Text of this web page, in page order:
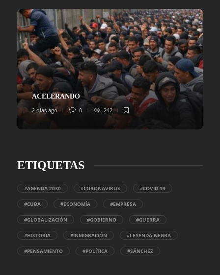
ACELERANDO
2 días ago
0 242
ETIQUETAS
#AGENDA 2030 #CORONAVIRUS #COVID-19
#CUBA #ECONOMÍA #EMPRESA
#GLOBALIZACIÓN #GOBIERNO #GUERRA
#HISTORIA #INMIGRACIÓN #LEYENDA NEGRA
#PENSAMIENTO #POLÍTICA #SÁNCHEZ